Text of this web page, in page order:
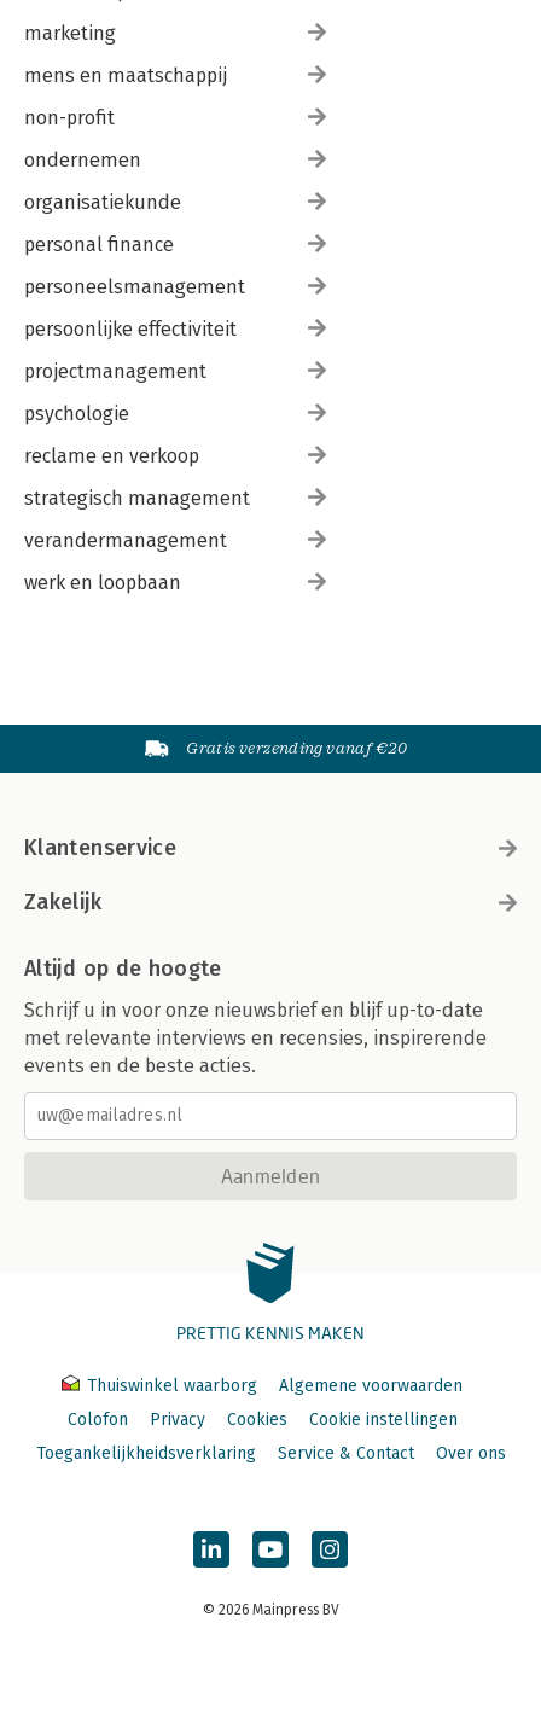
marketing
mens en maatschappij
non-profit
ondernemen
organisatiekunde
personal finance
personeelsmanagement
persoonlijke effectiviteit
projectmanagement
psychologie
reclame en verkoop
strategisch management
verandermanagement
werk en loopbaan
Gratis verzending vanaf €20
Klantenservice
Zakelijk
Altijd op de hoogte
Schrijf u in voor onze nieuwsbrief en blijf up-to-date
met relevante interviews en recensies, inspirerende
events en de beste acties.
Aanmelden
PRETTIG KENNIS MAKEN
Thuiswinkel waarborg
Algemene voorwaarden
Colofon
Privacy Cookies
Cookie instellingen
Toegankelijkheidsverklaring
Service & Contact Over ons
© 2026 Mainpress BV